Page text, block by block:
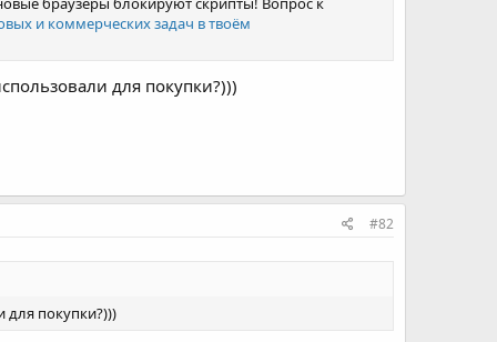
и коммерческих задач в твоём
для покупки?)))
#82
для покупки?)))